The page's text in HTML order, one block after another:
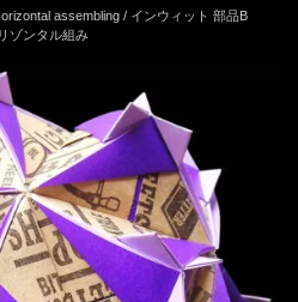
assembling / インウィット 部品B
ゾンタル組み